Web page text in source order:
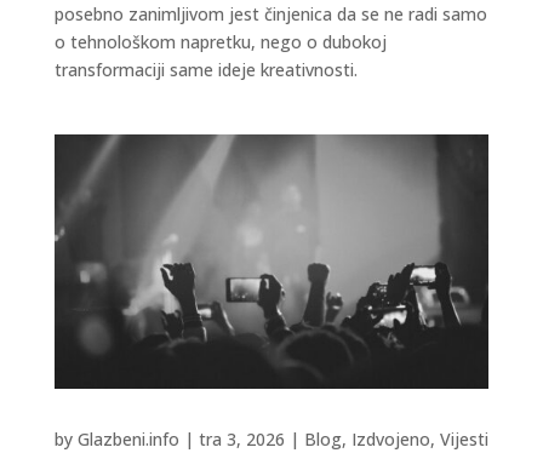
posebno zanimljivom jest činjenica da se ne radi samo
o tehnološkom napretku, nego o dubokoj
transformaciji same ideje kreativnosti.
by Glazbeni.info | tra 3, 2026 | Blog, Izdvojeno, Vijesti